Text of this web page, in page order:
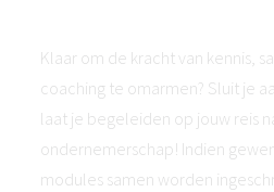
Klaar om de kracht van kennis,
coaching te omarmen? Sluit je
laat je begeleiden op jouw reis
ondernemerschap! Indien
modules samen worden